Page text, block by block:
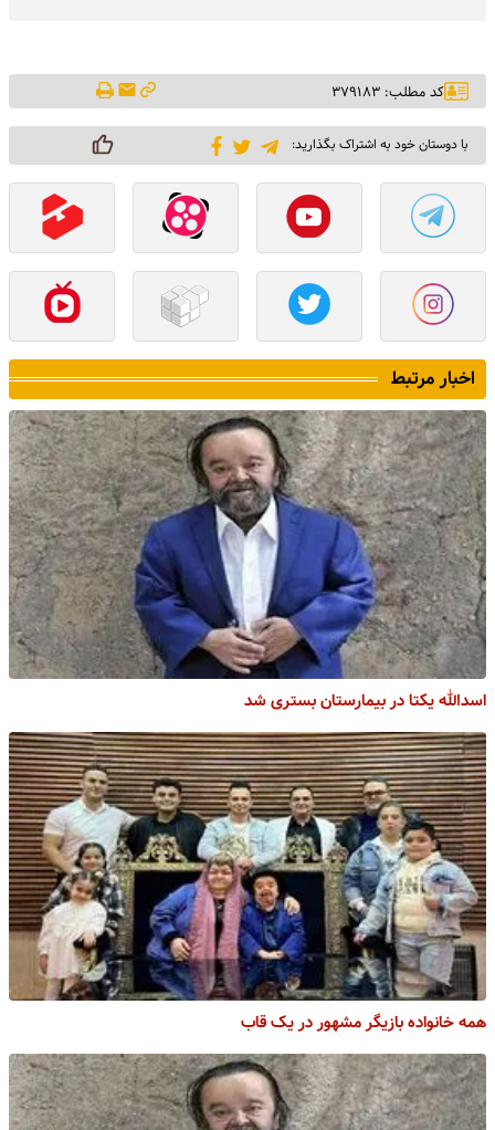
کد مطلب: ۳۷۹۱۸۳
با دوستان خود به اشتراک بگذارید:
اخبار مرتبط
اسدالله یکتا در بیمارستان بستری شد
همه خانواده بازیگر مشهور در یک قاب